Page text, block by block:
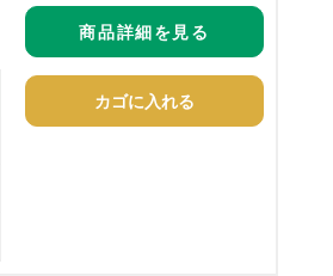
商品詳細を見る
カゴに入れる